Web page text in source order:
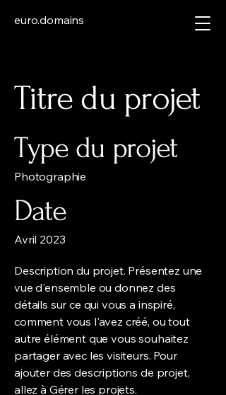
euro.domains
Titre du projet
Type du projet
Photographie
Date
Avril 2023
Description du projet. Présentez une
vue d'ensemble ou donnez des
détails sur ce qui vous a inspiré,
comment vous l'avez créé, ou tout
autre élément que vous souhaitez
partager avec les visiteurs. Pour
ajouter des descriptions de projet,
allez à Gérer les projets.